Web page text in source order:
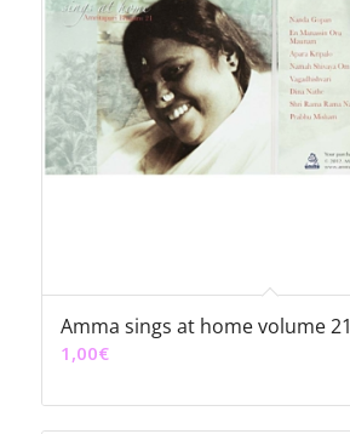
Amma sings at home volume 21
1,00€